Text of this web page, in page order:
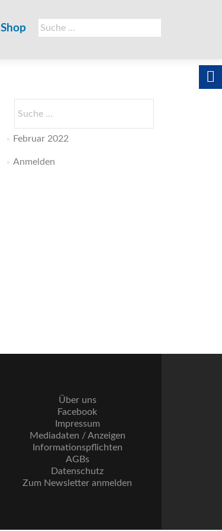
Suche
nach:
Shop
nach:
Februar 2022
Anmelden
Über uns
Facebook
Impressum
Mediadaten / Anzeigen
Informationspflichten
AGBs
Datenschutz
Zum Newsletter anmelden